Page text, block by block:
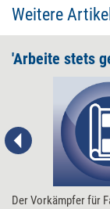
Weitere
Der Vorkämpfer für